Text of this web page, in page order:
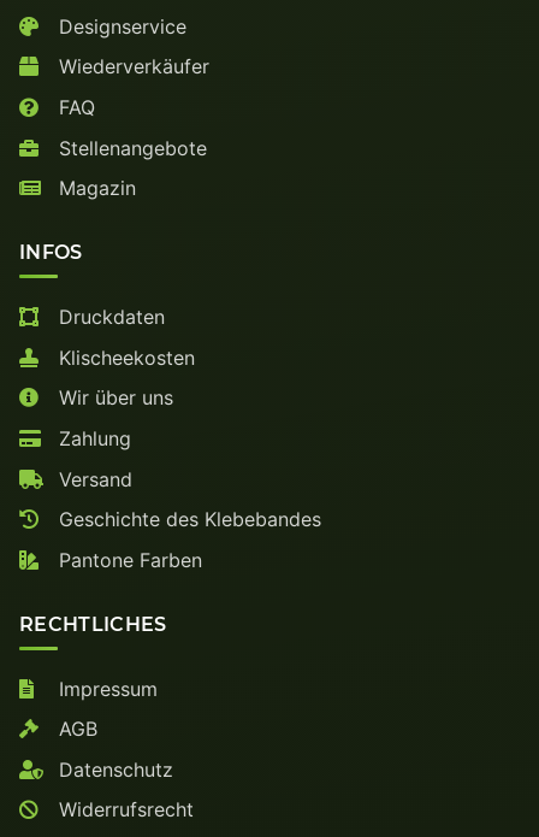
Designservice
Wiederverkäufer
FAQ
Stellenangebote
Magazin
INFOS
Druckdaten
Klischeekosten
Wir über uns
Zahlung
Versand
Geschichte des Klebebandes
Pantone Farben
RECHTLICHES
Impressum
AGB
Datenschutz
Widerrufsrecht